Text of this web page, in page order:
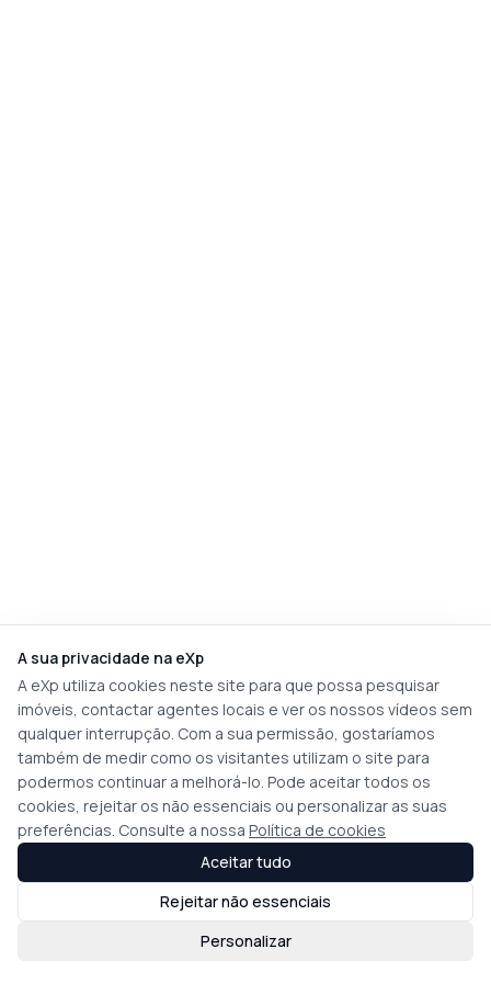
A sua privacidade na eXp
A eXp utiliza cookies neste site para que possa pesquisar
imóveis, contactar agentes locais e ver os nossos vídeos sem
qualquer interrupção. Com a sua permissão, gostaríamos
também de medir como os visitantes utilizam o site para
podermos continuar a melhorá-lo. Pode aceitar todos os
cookies, rejeitar os não essenciais ou personalizar as suas
preferências. Consulte a nossa Política de cookies
Personalizar
Rejeitar não essenciais
Aceitar tudo